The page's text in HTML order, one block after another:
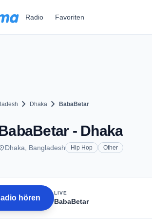
Radio Favoriten
chevron_right Dhaka chevron_right BabaBetar
- Dhaka
Dhaka, Bangladesh Hip Hop Other
hören
LIVE
BabaBetar